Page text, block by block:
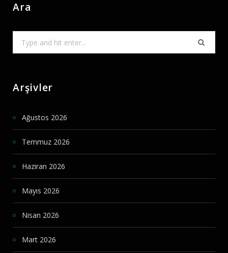
Ara
Arşivler
Ağustos 2026
Temmuz 2026
Haziran 2026
Mayıs 2026
Nisan 2026
Mart 2026